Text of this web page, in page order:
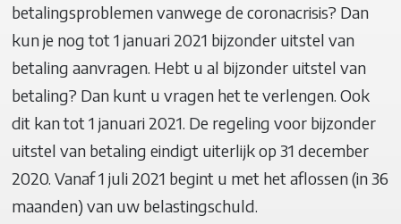
betalingsproblemen vanwege de coronacrisis? Dan
kun je nog tot 1 januari 2021 bijzonder uitstel van
betaling aanvragen. Hebt u al bijzonder uitstel van
betaling? Dan kunt u vragen het te verlengen. Ook
dit kan tot 1 januari 2021. De regeling voor bijzonder
uitstel van betaling eindigt uiterlijk op 31 december
2020. Vanaf 1 juli 2021 begint u met het aflossen (in 36
maanden) van uw belastingschuld.